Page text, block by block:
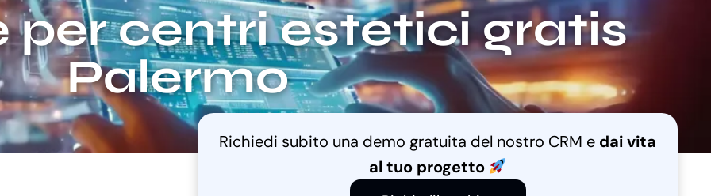
per centri estetici gratis
Palermo
Richiedi subito una demo gratuita del nostro CRM e dai vita
al tuo progetto